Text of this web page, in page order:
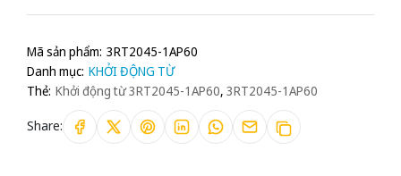
Mã sản phẩm: 3RT2045-1AP60
Danh mục: KHỞI ĐỘNG TỪ
Thẻ: Khởi động từ 3RT2045-1AP60, 3RT2045-1AP60
Share: